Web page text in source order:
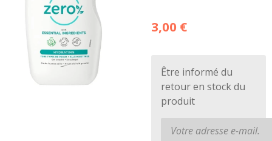
3,00 €
Être informé du
retour en stock du
produit